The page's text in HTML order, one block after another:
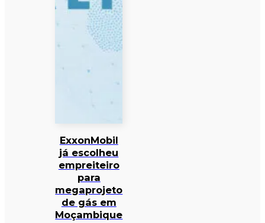
ExxonMobil
já escolheu
empreiteiro
para
megaprojeto
de gás em
Moçambique